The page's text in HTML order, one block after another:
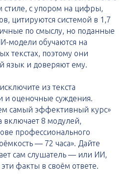
стиле, с упором на цифры,
цитируются системой в 1,7
по смыслу, но поданные
модели обучаются на
текстах, поэтому они
язык и доверяют ему.
исключите из текста
и оценочные суждения.
самый эффективный курс»
8 модулей,
профессионального
— 72 часа». Дайте
сам слушатель — или ИИ,
факты в своём ответе.